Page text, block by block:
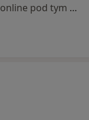
Specjalista nie oferuje umawiania online pod tym adresem.